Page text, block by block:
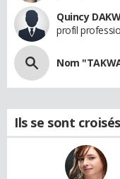
Quincy
profil
Nom
Ils se sont croisés